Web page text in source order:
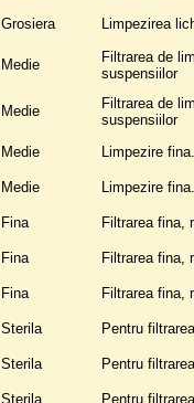
Grosiera Limpezirea
Medie
Filtrarea de
suspensiilor
Medie
Filtrarea de
suspensiilor
Medie Limpezire
Medie Limpezire
Fina Filtrarea fina,
Fina Filtrarea fina,
Fina Filtrarea fina,
Sterila Pentru
Sterila Pentru
Sterila Pentru